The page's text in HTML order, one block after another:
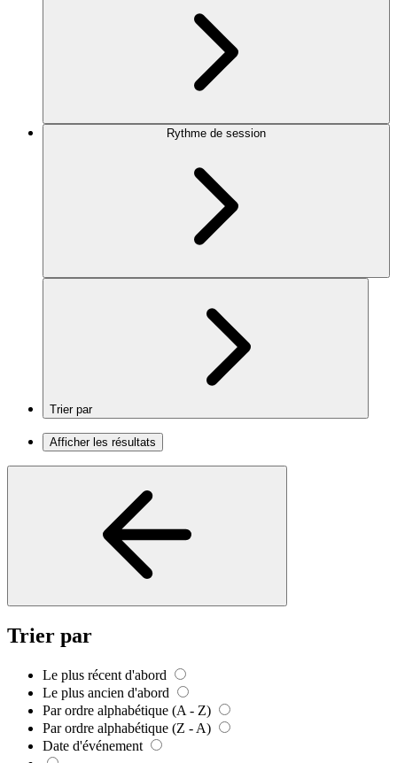
Rythme de session
Trier par
Afficher les résultats
Trier par
Le plus récent d'abord
Le plus ancien d'abord
Par ordre alphabétique (A - Z)
Par ordre alphabétique (Z - A)
Date d'événement